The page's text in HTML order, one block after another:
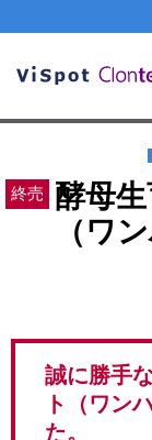
機能解析・サイ
核酸抽出・精製
PCR・等温増幅
サンプル請求
テクニカルサポ
その他 ライセン
遺伝子組換え生物
研究支援ツール
Cut-Site
In-Fusion
抗体検索サイト
機器ソフトウェ
酵母
（ワ
誠に勝手
ト（ワン
た。